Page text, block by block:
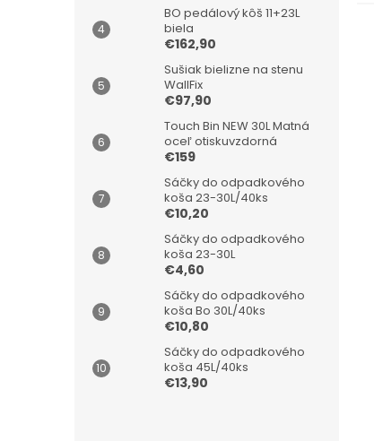
BO pedálový kôš 11+23L
biela
€162,90
Sušiak bielizne na stenu
WallFix
€97,90
Touch Bin NEW 30L Matná
oceľ otiskuvzdorná
€159
Sáčky do odpadkového
koša 23-30L/40ks
€10,20
Sáčky do odpadkového
koša 23-30L
€4,60
Sáčky do odpadkového
koša Bo 30L/40ks
€10,80
Sáčky do odpadkového
koša 45L/40ks
€13,90